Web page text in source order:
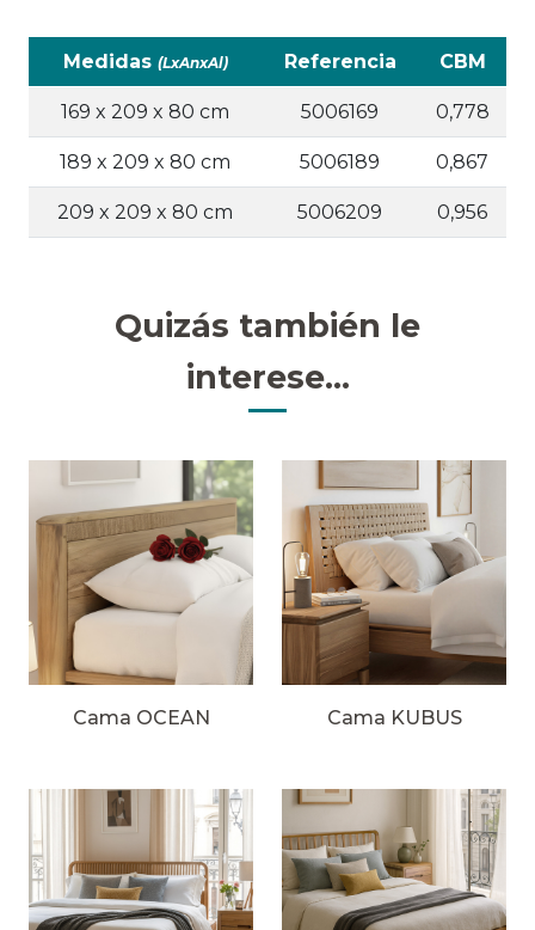
Medidas (LxAnxAl) Referencia CBM
169 x 209 x 80 cm 5006169 0,778
189 x 209 x 80 cm 5006189 0,867
209 x 209 x 80 cm 5006209 0,956
Quizás también le
interese...
Cama OCEAN Cama KUBUS